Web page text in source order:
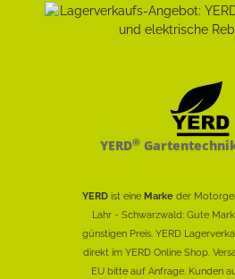
YERD®
YERD ist eine Marke der
Lahr - Schwarzwald: Gute
günstigen Preis. YERD
direkt im YERD Online Shop.
EU bitte auf Anfrage. Kunden